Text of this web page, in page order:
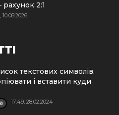
2:1
10.08.2026
текстових символів.
і вставити куди
17:49, 28.02.2024